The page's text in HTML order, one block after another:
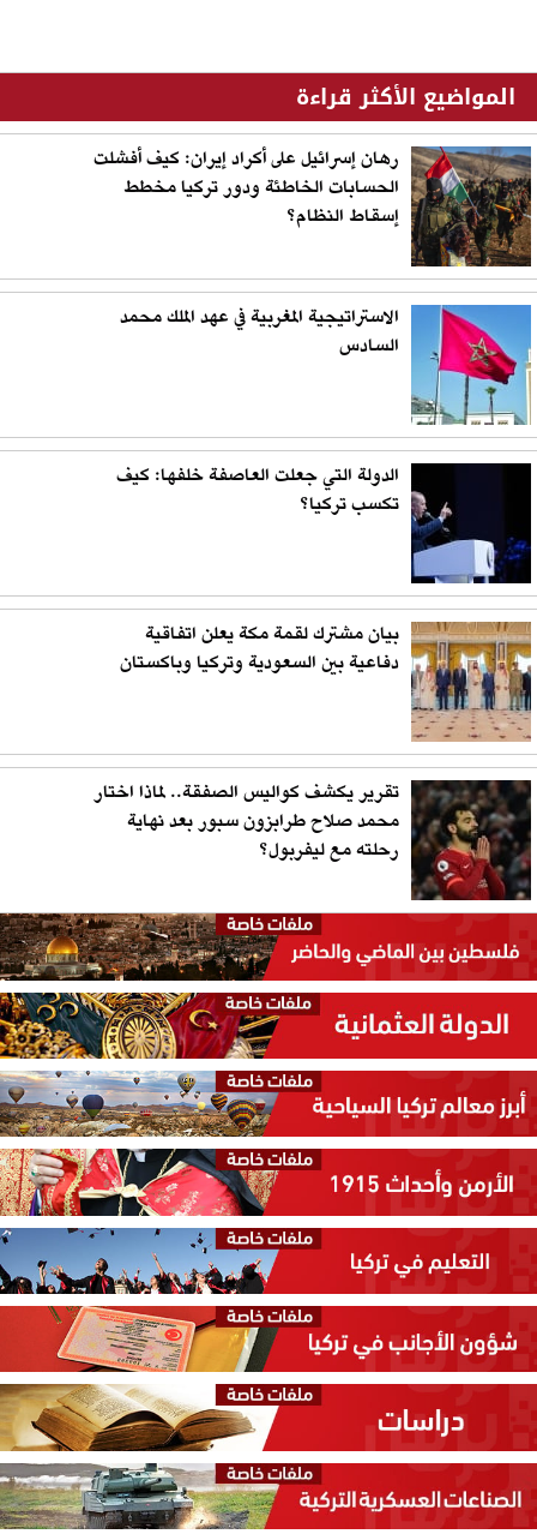
المواضيع الأكثر قراءة
رهان إسرائيل على أكراد إيران: كيف أفشلت
الحسابات الخاطئة ودور تركيا مخطط
إسقاط النظام؟
الاستراتيجية المغربية في عهد الملك محمد
السادس
الدولة التي جعلت العاصفة خلفها: كيف
تكسب تركيا؟
بيان مشترك لقمة مكة يعلن اتفاقية
دفاعية بين السعودية وتركيا وباكستان
تقرير يكشف كواليس الصفقة.. لماذا اختار
محمد صلاح طرابزون سبور بعد نهاية
رحلته مع ليفربول؟